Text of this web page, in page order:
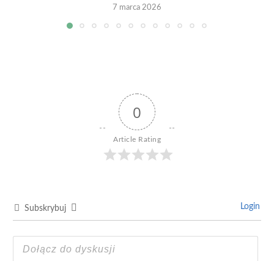
7 marca 2026
0
Article Rating
Subskrybuj Login